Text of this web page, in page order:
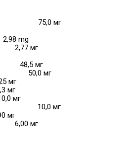
75,0 мг
2,98 mg
2,77 мг
48,5 мг
50,0 мг
мг
мг
мг
10,0 мг
мг
6,00 мг